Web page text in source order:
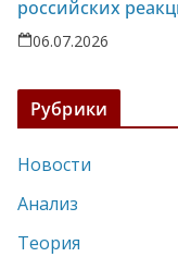
российских
06.07.2026
Рубрики
Новости
Анализ
Теория